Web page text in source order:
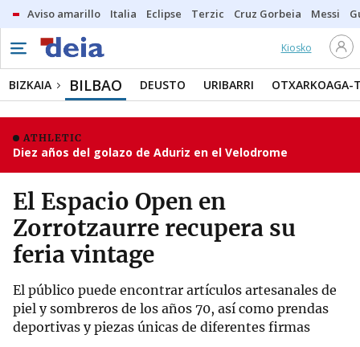
Aviso amarillo Italia Eclipse Terzic Cruz Gorbeia Messi
Kiosko
BIZKAIA BILBAO DEUSTO URIBARRI OTXARKOAGA-
ATHLETIC
Diez años del golazo de Aduriz en el Velodrome
El Espacio Open en
Zorrotzaurre recupera su
feria vintage
El público puede encontrar artículos artesanales de
piel y sombreros de los años 70, así como prendas
deportivas y piezas únicas de diferentes firmas